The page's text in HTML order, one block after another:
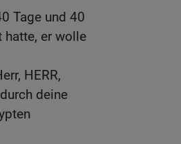
Tage und 40
hatte, er wolle
HERR,
deine